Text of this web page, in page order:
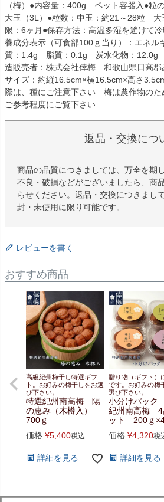
（梅）●内容量：400g ペット容器入●粒
大玉（3L）●粒数：中玉：約21～28粒 大
限：6ヶ月●保存方法：高温多湿を避けて
養成分表示（可食部100ｇ当り）：エネ
質：1.4g 脂質：0.1g 炭水化物：12.0g
造販売者：株式会社倖梅 和歌山県日高郡
サイズ：約縦16.5cm×横16.5cm×高さ
際は、種にご注意下さい 梅は農作物のた
ご参考程度にご覧下さい
返品・交換につ
商品の品質につきましては、万全を期
不良・破損などがございましたら、商
らせください。返品・交換につきまし
封・未使用に限り可能です。
レビューを書く
おすすめ商品
高級紀州梅干し特選ギフ
ト。お好みの梅干しをお選
び下さい。
特選紀州南高梅 陽
の恵み（木樽入）
700ｇ
価格 ¥5,400税込
詳細を見る
贈り物（ギフト）
です。お好みの梅
選び下さい。
小分けパック
紀州南高梅 4
ット 200ｇ
価格 ¥4,320税
詳細を見る